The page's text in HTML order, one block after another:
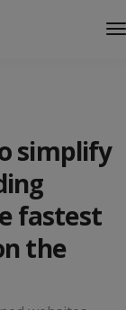
simplify
fastest
the